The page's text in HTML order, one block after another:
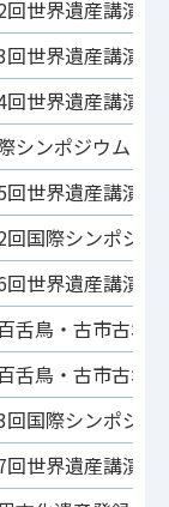
世界遺産講演会
世界遺産講演会
世界遺産講演会
シンポジウム
世界遺産講演会
回国際シンポジウ
世界遺産講演会
百舌鳥・古市古墳
百舌鳥・古市古墳
回国際シンポジウ
世界遺産講演会